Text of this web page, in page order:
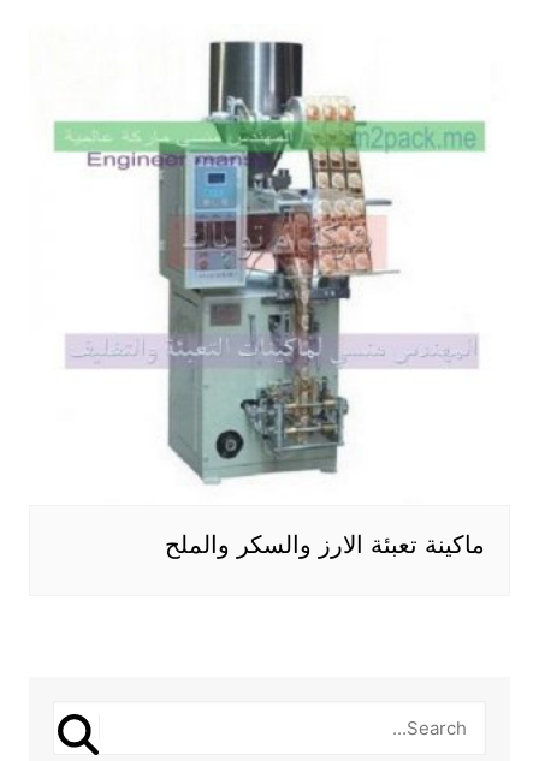
ماكينة تعبئة الارز والسكر والملح